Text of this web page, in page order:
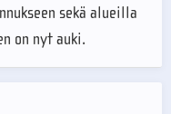
sekä alueilla
on nyt auki.